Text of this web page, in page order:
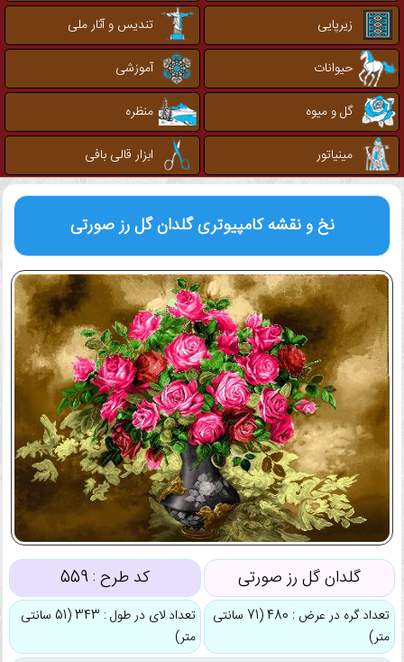
زیرپایی
تندیس و آثار ملی
حیوانات
آموزشی
گل و میوه
منظره
مینیاتور
ابزار قالی بافی
نخ و نقشه کامپیوتریگلدان گل رز صورتی
گلدان گل رز صورتی کد طرح :559
تعداد گره در عرض : 480 (71 سانتی
متر)
تعداد لای در طول : 343 (51 سانتی
متر)